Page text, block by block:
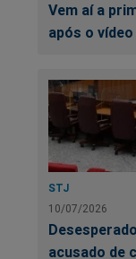
Vem aí a
após o
STJ
10/07/2026
acusado de